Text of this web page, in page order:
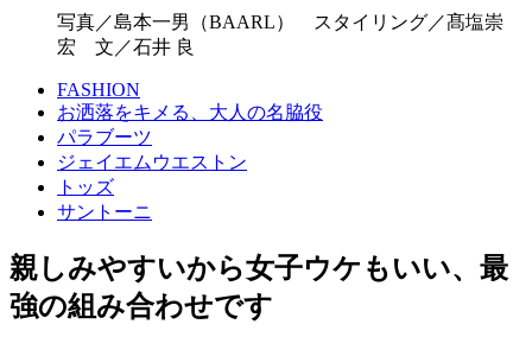
写真／島本一男（BAARL） スタイリング／髙塩崇
宏 文／石井 良
FASHION
お洒落をキメる、大人の名脇役
パラブーツ
ジェイエムウエストン
トッズ
サントーニ
親しみやすいから女子ウケもいい、最
強の組み合わせです